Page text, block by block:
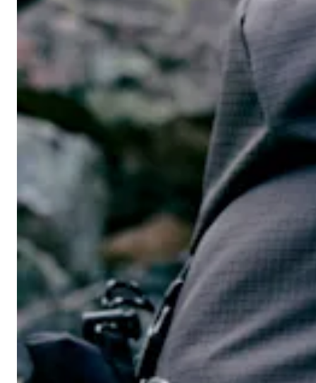
Outdoor-Ausrüstung
Ausrüstung Zubehör
Mützen | Hüte | Kappen
Sovsäckar
Herren Outdoor-Bekleidung
Damen Outdoor-Bekleidung